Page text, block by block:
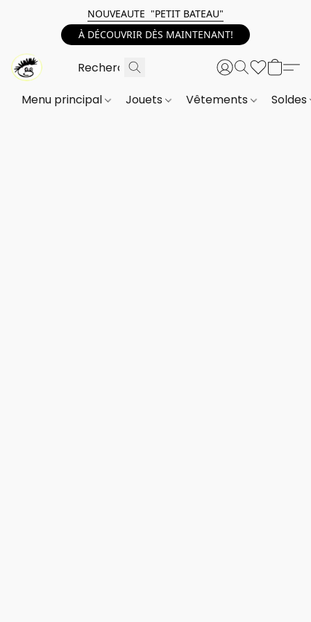
NOUVEAUTE "PETIT BATEAU"
À DÉCOUVRIR DÈS MAINTENANT!
Menu principal Jouets Vêtements Soldes